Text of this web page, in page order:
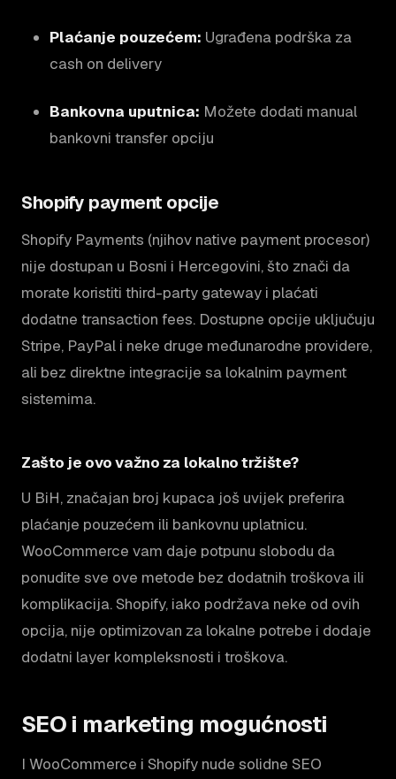
Plaćanje pouzećem: Ugrađena podrška za
cash on delivery
Bankovna uputnica: Možete dodati manual
bankovni transfer opciju
Shopify payment opcije
Shopify Payments (njihov native payment procesor)
nije dostupan u Bosni i Hercegovini, što znači da
morate koristiti third-party gateway i plaćati
dodatne transaction fees. Dostupne opcije uključuju
Stripe, PayPal i neke druge međunarodne providere,
ali bez direktne integracije sa lokalnim payment
sistemima.
Zašto je ovo važno za lokalno tržište?
U BiH, značajan broj kupaca još uvijek preferira
plaćanje pouzećem ili bankovnu uplatnicu.
WooCommerce vam daje potpunu slobodu da
ponudite sve ove metode bez dodatnih troškova ili
komplikacija. Shopify, iako podržava neke od ovih
opcija, nije optimizovan za lokalne potrebe i dodaje
dodatni layer kompleksnosti i troškova.
SEO i marketing mogućnosti
I WooCommerce i Shopify nude solidne SEO